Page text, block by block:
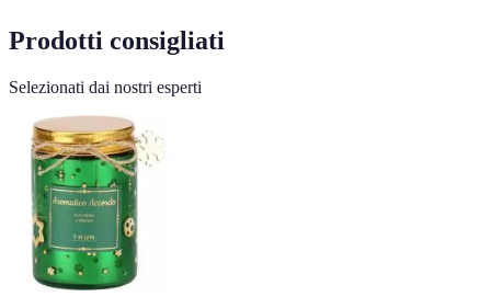
Prodotti consigliati
Selezionati dai nostri esperti